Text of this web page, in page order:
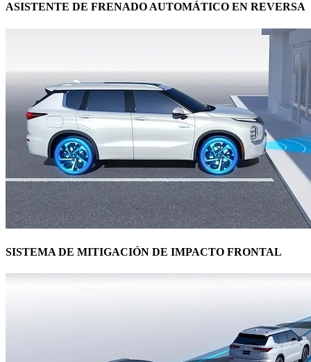
ASISTENTE DE FRENADO AUTOMÁTICO EN REVERSA
SISTEMA DE MITIGACIÓN DE IMPACTO FRONTAL